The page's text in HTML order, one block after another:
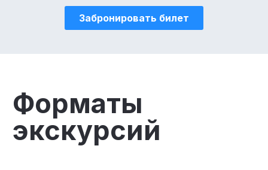
Забронировать билет
Форматы
экскурсий